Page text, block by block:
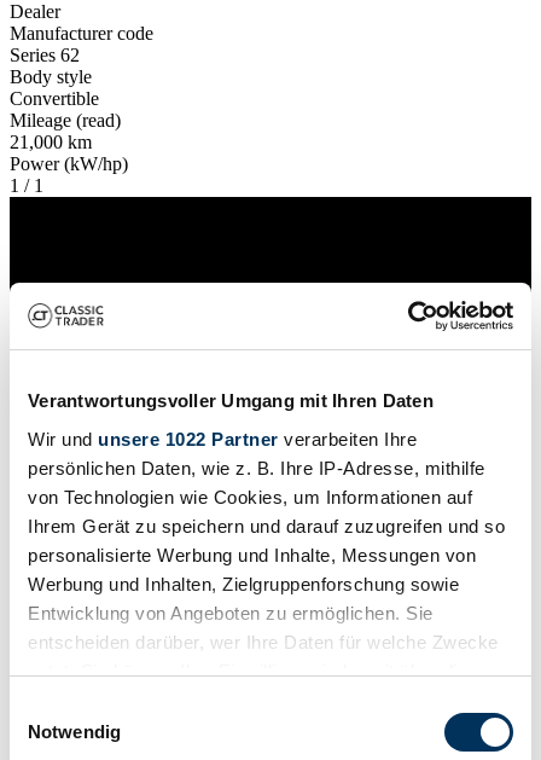
Verantwortungsvoller Umgang mit Ihren Daten
Wir und unsere 1022 Partner verarbeiten Ihre
persönlichen Daten, wie z. B. Ihre IP-Adresse, mithilfe
von Technologien wie Cookies, um Informationen auf
Ihrem Gerät zu speichern und darauf zuzugreifen und so
personalisierte Werbung und Inhalte, Messungen von
Werbung und Inhalten, Zielgruppenforschung sowie
Entwicklung von Angeboten zu ermöglichen. Sie
entscheiden darüber, wer Ihre Daten für welche Zwecke
nutzt. Sie können Ihre Einwilligung jederzeit über die
Trigger Symbol ändern oder widerrufen
Notwendig
Dealer
Manufacturer code
Series 62
Body style
Convertible
Mileage (read)
21,000 km
Power (kW/hp)
1 / 1
Dealer